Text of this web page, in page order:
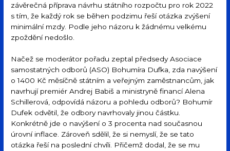
závěrečná příprava návrhu státního rozpočtu pro rok 2022
s tím, že každý rok se běhen podzimu řeší otázka zvýšení
minimální mzdy. Podle jeho názoru k žádnému velkému
zpoždění nedošlo.
Načež se moderátor pořadu zeptal předsedy Asociace
samostatných odborů (ASO) Bohumíra Dufka, zda navýšení
o 1400 Kč měsíčně státním a veřejným zaměstnancům, jak
navrhují premiér Andrej Babiš a ministryně financí Alena
Schillerová, odpovídá názoru a pohledu odborů? Bohumír
Dufek odvětil, že odbory navrhovaly jinou částku.
Konkrétně jde o navýšení o 3 procenta nad současnou
úrovní inflace. Zároveň sdělil, že si nemyslí, že se tato
otázka řeší na poslední chvíli. Přičemž dodal, že se mu